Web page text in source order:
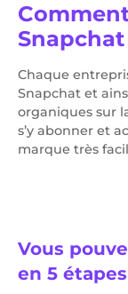
Snapchat
Chaque
Snapchat et
organiques sur
s’y abonner et
marque très
Vous
en 5